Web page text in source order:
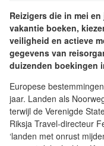
Reizigers die in mei
vakantie boeken,
veiligheid en actieve
gegevens van
duizenden boekingen
Europese
jaar. Landen als
terwijl de Verenigde
Riksja Travel-directeur
‘landen met onrust